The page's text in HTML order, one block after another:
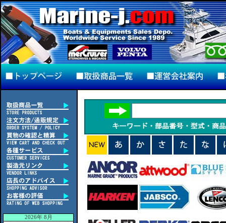
2026年 8月